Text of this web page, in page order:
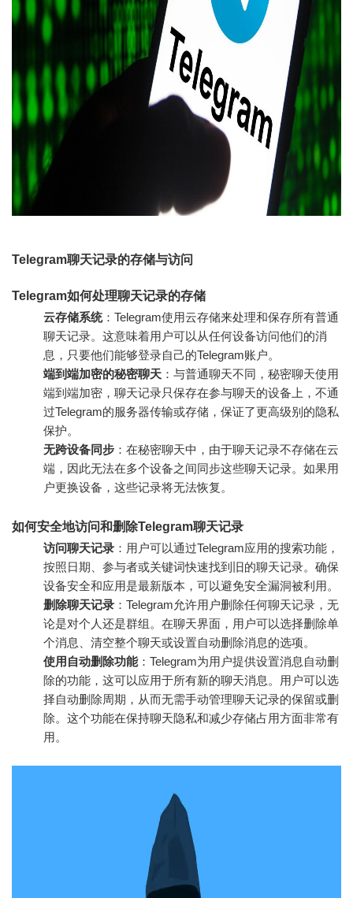
Telegram聊天记录的存储与访问
Telegram如何处理聊天记录的存储
云存储系统：Telegram使用云存储来处理和保存所有普通
聊天记录。这意味着用户可以从任何设备访问他们的消
息，只要他们能够登录自己的Telegram账户。
端到端加密的秘密聊天 ：与普通聊天不同，秘密聊天使用
端到端加密，聊天记录只保存在参与聊天的设备上，不通
过Telegram的服务器传输或存储，保证了更高级别的隐私
保护。
无跨设备同步 ：在秘密聊天中，由于聊天记录不存储在云
端，因此无法在多个设备之间同步这些聊天记录。如果用
户更换设备，这些记录将无法恢复。
如何安全地访问和删除Telegram聊天记录
访问聊天记录 ：用户可以通过Telegram应用的搜索功能，
按照日期、参与者或关键词快速找到旧的聊天记录。确保
设备安全和应用是最新版本，可以避免安全漏洞被利用。
删除聊天记录 ：Telegram允许用户删除任何聊天记录，无
论是对个人还是群组。在聊天界面，用户可以选择删除单
个消息、清空整个聊天或设置自动删除消息的选项。
使用自动删除功能：Telegram为用户提供设置消息自动删
除的功能，这可以应用于所有新的聊天消息。用户可以选
择自动删除周期，从而无需手动管理聊天记录的保留或删
除。这个功能在保持聊天隐私和减少存储占用方面非常有
用。